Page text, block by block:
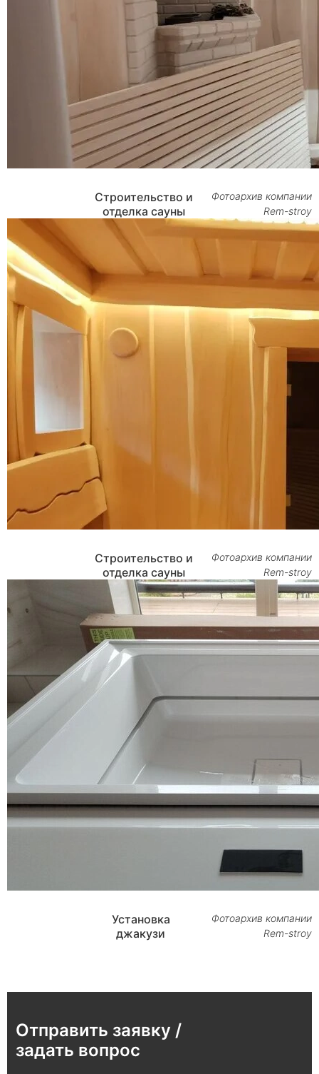
Строительство и
отделка сауны
Фотоархив компании
Rem-stroy
Строительство и
отделка сауны
Фотоархив компании
Rem-stroy
Установка
джакузи
Фотоархив компании
Rem-stroy
Отправить заявку /
задать вопрос